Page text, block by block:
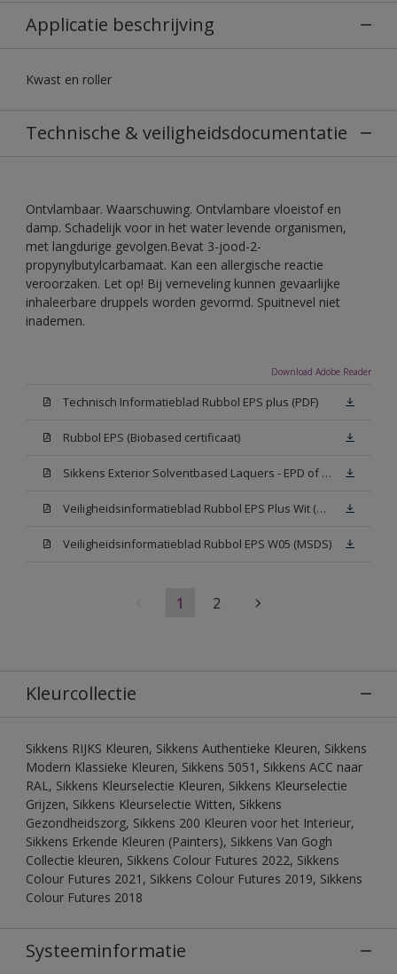
Applicatie beschrijving
Kwast en roller
Technische & veiligheidsdocumentatie
Ontvlambaar. Waarschuwing. Ontvlambare vloeistof en
damp. Schadelijk voor in het water levende organismen,
met langdurige gevolgen.Bevat 3-jood-2-
propynylbutylcarbamaat. Kan een allergische reactie
veroorzaken. Let op! Bij verneveling kunnen gevaarlijke
inhaleerbare druppels worden gevormd. Spuitnevel niet
inademen.
Download Adobe Reader
Technisch Informatieblad Rubbol EPS plus (PDF)
Rubbol EPS (Biobased certificaat)
Sikkens Exterior Solventbased Laquers - EPD of Milieuproductverklaring
Veiligheidsinformatieblad Rubbol EPS Plus Wit (MSDS)
Veiligheidsinformatieblad Rubbol EPS W05 (MSDS)
1 2
Kleurcollectie
Sikkens RIJKS Kleuren, Sikkens Authentieke Kleuren, Sikkens
Modern Klassieke Kleuren, Sikkens 5051, Sikkens ACC naar
RAL, Sikkens Kleurselectie Kleuren, Sikkens Kleurselectie
Grijzen, Sikkens Kleurselectie Witten, Sikkens
Gezondheidszorg, Sikkens 200 Kleuren voor het Interieur,
Sikkens Erkende Kleuren (Painters), Sikkens Van Gogh
Collectie kleuren, Sikkens Colour Futures 2022, Sikkens
Colour Futures 2021, Sikkens Colour Futures 2019, Sikkens
Colour Futures 2018
Systeeminformatie